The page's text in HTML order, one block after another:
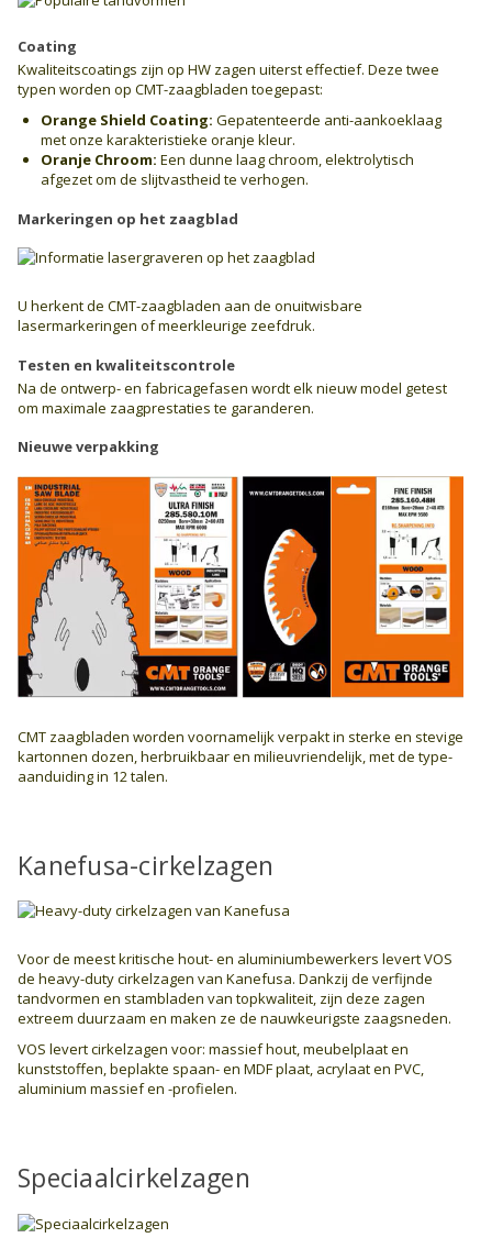
Coating
Kwaliteitscoatings zijn op HW zagen uiterst effectief. Deze twee
typen worden op CMT-zaagbladen toegepast:
Orange Shield Coating: Gepatenteerde anti-aankoeklaag
met onze karakteristieke oranje kleur.
Oranje Chroom: Een dunne laag chroom, elektrolytisch
afgezet om de slijtvastheid te verhogen.
Markeringen op het zaagblad
U herkent de CMT-zaagbladen aan de onuitwisbare
lasermarkeringen of meerkleurige zeefdruk.
Testen en kwaliteitscontrole
Na de ontwerp- en fabricagefasen wordt elk nieuw model getest
om maximale zaagprestaties te garanderen.
Nieuwe verpakking
CMT zaagbladen worden voornamelijk verpakt in sterke en stevige
kartonnen dozen, herbruikbaar en milieuvriendelijk, met de type-
aanduiding in 12 talen.
Kanefusa-cirkelzagen
Voor de meest kritische hout- en aluminiumbewerkers levert VOS
de heavy-duty cirkelzagen van Kanefusa. Dankzij de verfijnde
tandvormen en stambladen van topkwaliteit, zijn deze zagen
extreem duurzaam en maken ze de nauwkeurigste zaagsneden.
VOS levert cirkelzagen voor: massief hout, meubelplaat en
kunststoffen, beplakte spaan- en MDF plaat, acrylaat en PVC,
aluminium massief en -profielen.
Speciaalcirkelzagen